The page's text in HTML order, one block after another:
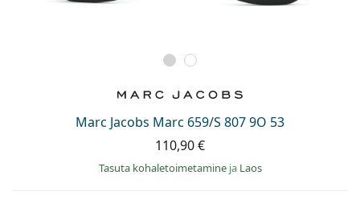
Marc Jacobs Marc 659/S 807 9O 53
110,90 €
Tasuta kohaletoimetamine ja Laos